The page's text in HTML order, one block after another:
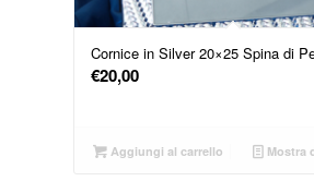
Cornice in Silver 20×25 Spina di
€20,00
Aggiungi al carrello Mostra